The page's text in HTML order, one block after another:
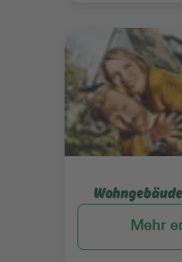
Mehr
Mehr erfahren